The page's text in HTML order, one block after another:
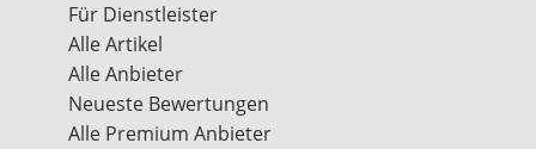
Für Dienstleister
Alle Artikel
Alle Anbieter
Neueste Bewertungen
Alle Premium Anbieter